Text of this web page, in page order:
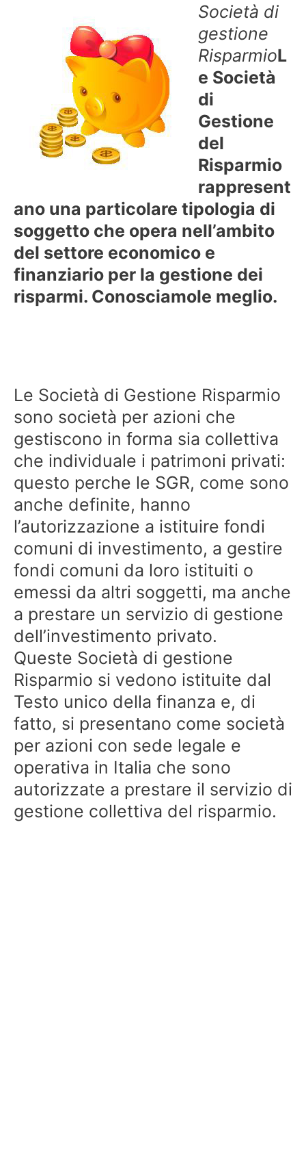
Società di
gestione
RisparmioL
e Società
di
Gestione
del
Risparmio
rappresent
ano una particolare tipologia di
soggetto che opera nell’ambito
del settore economico e
finanziario per la gestione dei
risparmi. Conosciamole meglio.
Le Società di Gestione Risparmio
sono società per azioni che
gestiscono in forma sia collettiva
che individuale i patrimoni privati:
questo perche le SGR, come sono
anche definite, hanno
l’autorizzazione a istituire fondi
comuni di investimento, a gestire
fondi comuni da loro istituiti o
emessi da altri soggetti, ma anche
a prestare un servizio di gestione
dell’investimento privato.
Queste Società di gestione
Risparmio si vedono istituite dal
Testo unico della finanza e, di
fatto, si presentano come società
per azioni con sede legale e
operativa in Italia che sono
autorizzate a prestare il servizio di
gestione collettiva del risparmio.